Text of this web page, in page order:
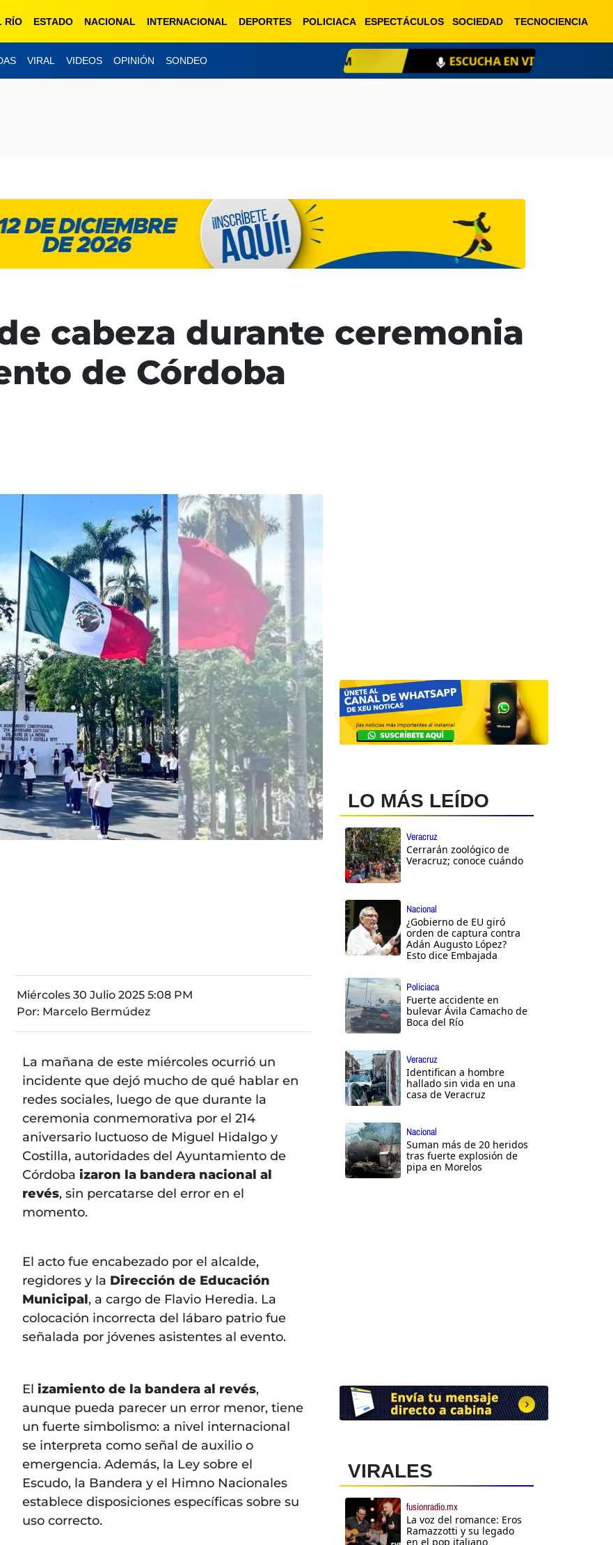
RÍO ESTADO NACIONAL INTERNACIONAL DEPORTES POLICIACA ESPECTÁCULOS SOCIEDAD TECNOCIENCIA
VIRAL VIDEOS OPINIÓN SONDEO ESCUCHA EN VIVO
cabeza durante ceremonia
de Córdoba
Miércoles 30 Julio 2025 5:08 PM
Por: Marcelo Bermúdez
La mañana de este miércoles ocurrió un
incidente que dejó mucho de qué hablar en
redes sociales, luego de que durante la
ceremonia conmemorativa por el 214
aniversario luctuoso de Miguel Hidalgo y
Costilla, autoridades del Ayuntamiento de
Córdoba izaron la bandera nacional al
revés, sin percatarse del error en el
momento.
El acto fue encabezado por el alcalde,
regidores y la Dirección de Educación
Municipal, a cargo de Flavio Heredia. La
colocación incorrecta del lábaro patrio fue
señalada por jóvenes asistentes al evento.
El izamiento de la bandera al revés,
aunque pueda parecer un error menor, tiene
un fuerte simbolismo: a nivel internacional
se interpreta como señal de auxilio o
emergencia. Además, la Ley sobre el
Escudo, la Bandera y el Himno Nacionales
establece disposiciones específicas sobre su
uso correcto.
LO MÁS LEÍDO
Veracruz
Cerrarán zoológico de
Veracruz; conoce cuándo
Nacional
¿Gobierno de EU giró
orden de captura contra
Adán Augusto López?
Esto dice Embajada
Policiaca
Fuerte accidente en
bulevar Ávila Camacho de
Boca del Río
Veracruz
Identifican a hombre
hallado sin vida en una
casa de Veracruz
Nacional
Suman más de 20 heridos
tras fuerte explosión de
pipa en Morelos
VIRALES
fusionradio.mx
La voz del romance: Eros
Ramazzotti y su legado
en el pop italiano